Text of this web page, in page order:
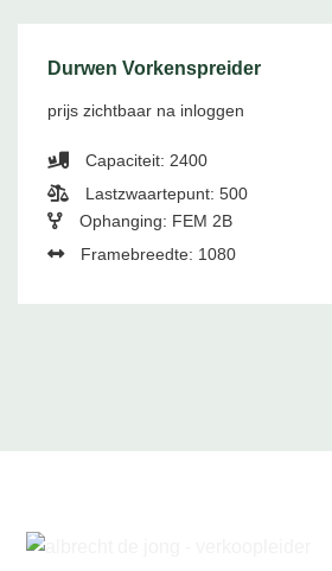
Durwen Vorkenspreider
prijs zichtbaar na inloggen
Capaciteit: 2400
Lastzwaartepunt: 500
Ophanging: FEM 2B
Framebreedte: 1080